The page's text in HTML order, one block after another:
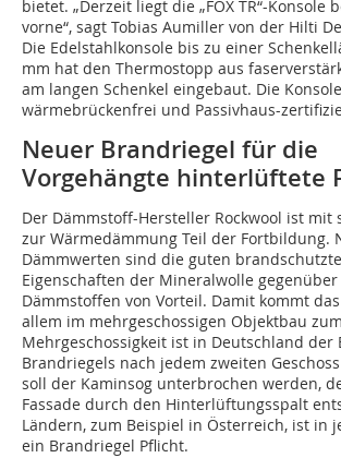
bietet. „Derzeit liegt die „FOX TR“-Konsole
vorne“, sagt Tobias Aumiller von der Hilti
Die Edelstahlkonsole bis zu einer
mm hat den Thermostopp aus
am langen Schenkel eingebaut. Die
wärmebrückenfrei und Passivhaus-
Neuer Brandriegel für die
Vorgehängte hinterlüftete
Der Dämmstoff-Hersteller Rockwool ist mit
zur Wärmedämmung Teil der Fortbildung.
Dämmwerten sind die guten
Eigenschaften der Mineralwolle
Dämmstoffen von Vorteil. Damit kommt
allem im mehrgeschossigen Objektbau
Mehrgeschossigkeit ist in Deutschland der
Brandriegels nach jedem zweiten
soll der Kaminsog unterbrochen werden,
Fassade durch den Hinterlüftungsspalt
Ländern, zum Beispiel in Österreich, ist in
ein Brandriegel Pflicht.